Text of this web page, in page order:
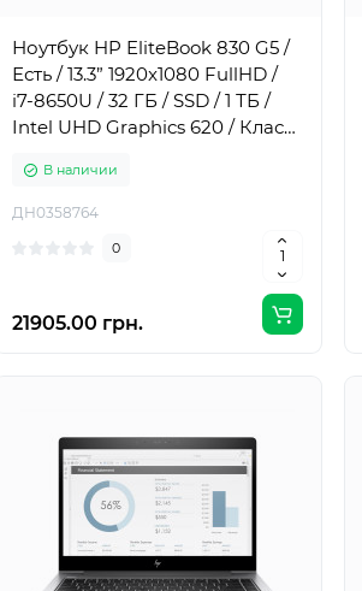
Ноутбук HP EliteBook 830 G5 /
Есть / 13.3” 1920x1080 FullHD /
i7-8650U / 32 ГБ / SSD / 1 ТБ /
Intel UHD Graphics 620 / Класс
В наличии
ДН0358764
0
21905.00 грн.